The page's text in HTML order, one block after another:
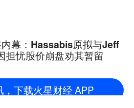
幕：Hassabis原拟与Jeff
担忧股价崩盘劝其暂留
，下载火星财经 APP